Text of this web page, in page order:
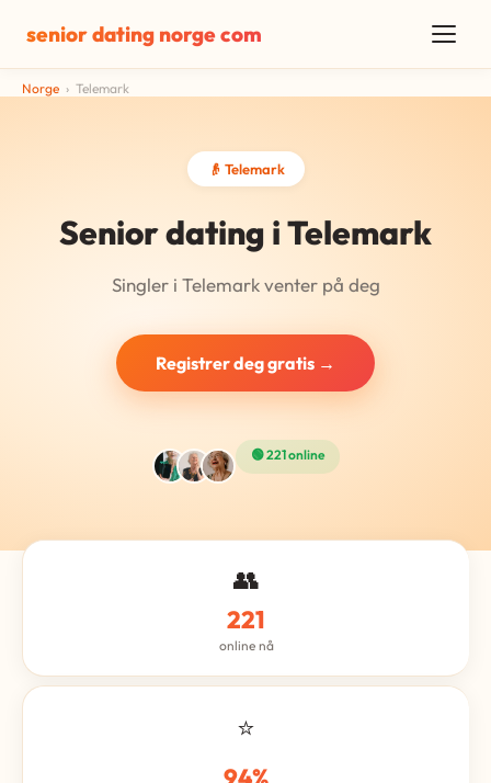
senior dating norge com
Norge › Telemark
👴 Telemark
Senior dating i Telemark
Singler i Telemark venter på deg
Registrer deg gratis →
🟢 221 online
👥
221
online nå
⭐